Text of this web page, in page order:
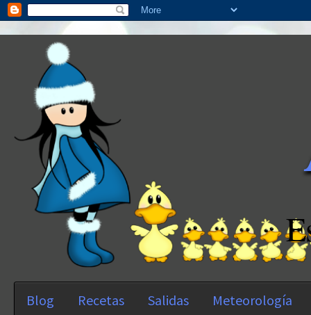
Blog Recetas Salidas Meteorología